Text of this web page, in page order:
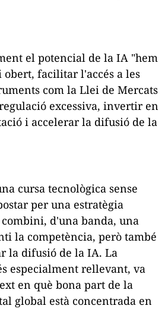
el potencial de la IA "hem
obert, facilitar l'accés a les
com la Llei de Mercats
excessiva, invertir en
i accelerar la difusió de la
cursa tecnològica sense
per una estratègia
d'una banda, una
la competència, però també
la difusió de la IA. La
especialment rellevant, va
en què bona part de la
global està concentrada en